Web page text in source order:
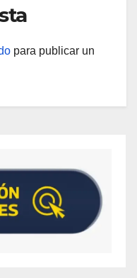
para publicar un